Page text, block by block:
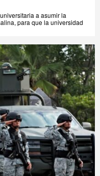
a asumir la
para que la universidad